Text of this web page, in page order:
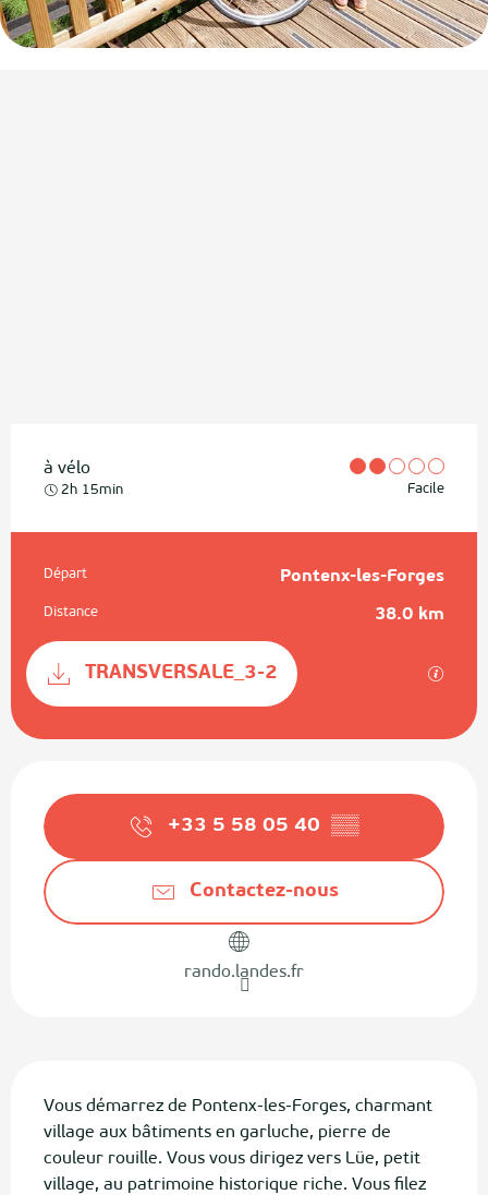
à vélo
2h 15min Facile
Informations pratiques
Départ Pontenx-les-Forges
Distance 38.0 km
TRANSVERSALE_3-2
+33 5 58 05 40 ▒▒
Contactez-nous
rando.landes.fr
Vous démarrez de Pontenx-les-Forges, charmant
village aux bâtiments en garluche, pierre de
couleur rouille. Vous vous dirigez vers Lüe, petit
village, au patrimoine historique riche. Vous filez